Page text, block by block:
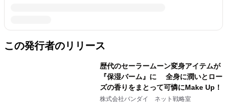
この発行者のリリース
歴代のセーラームーン変身アイテムが
『保湿バーム』に 全身に潤いとロー
ズの香りをまとって可憐にMake Up！
株式会社バンダイ ネット戦略室